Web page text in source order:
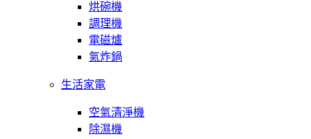
烘碗機
調理機
電磁爐
氣炸鍋
生活家電
空氣清淨機
除濕機